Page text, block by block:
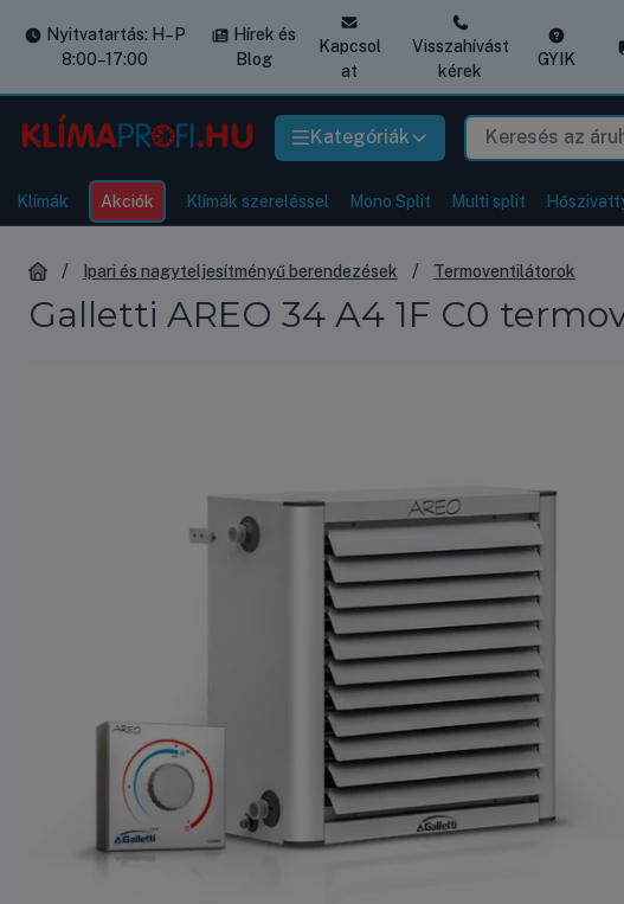
Kategóriák
Nyitvatartás: H–P
8:00–17:00
Hírek és
Blog
Kapcsol
at
Visszahívást
kérek
GYIK
Klímák Akciók Klímák szereléssel Mono Split Multi split
Ipari és nagyteljesítményű berendezések Termoventilátorok
Galletti AREO 34 A4 1F C0